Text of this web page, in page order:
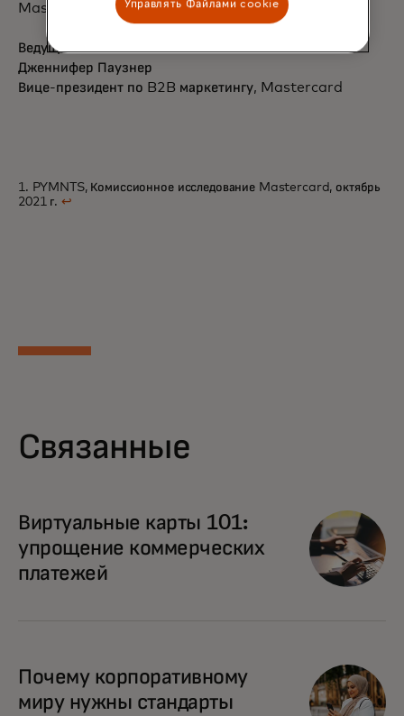
Mastercard Services
Ведущие:
Дженнифер Паузнер
Вице-президент по B2B маркетингу, Mastercard
1. PYMNTS, Комиссионное исследование Mastercard, октябрь
2021 г. ↩
Связанные
Виртуальные карты 101:
упрощение коммерческих
платежей
Почему корпоративному
миру нужны стандарты
Управлять Файлами cookie